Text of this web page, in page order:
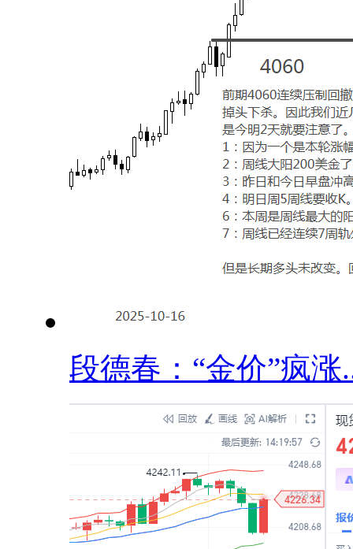
段德春：“金价”疯涨